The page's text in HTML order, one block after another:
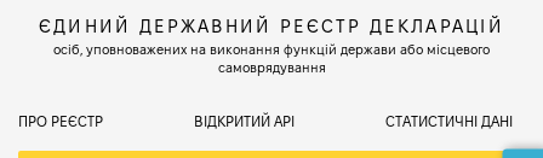
ЄДИНИЙ ДЕРЖАВНИЙ РЕЄСТР ДЕКЛАРАЦІЙ
осіб, уповноважених на виконання функцій держави або місцевого
самоврядування
ПРО РЕЄСТР ВІДКРИТИЙ АРІ СТАТИСТИЧНІ ДАНІ